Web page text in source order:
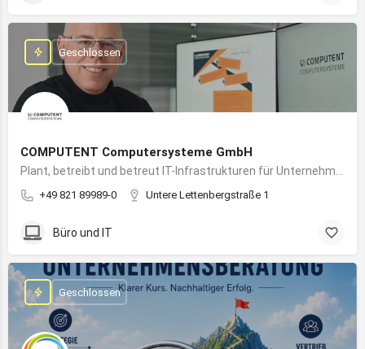
COMPUTENT Computersysteme GmbH
+49 821 89989-0 Untere Lettenbergstraße 1
Geschlossen
Büro und IT
Geschlossen